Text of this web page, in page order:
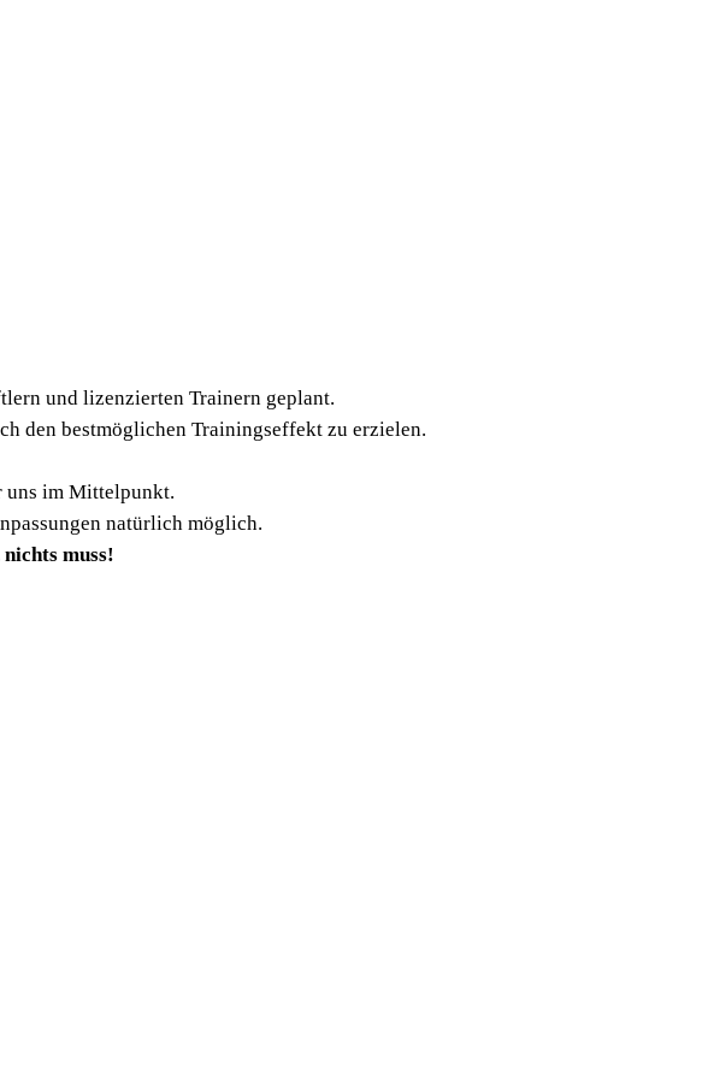
und lizen­zier­ten Trai­nern geplant.
den best­mög­li­chen Trai­nings­ef­fekt zu erzielen.
uns im Mittelpunkt.
natür­lich möglich.
muss!